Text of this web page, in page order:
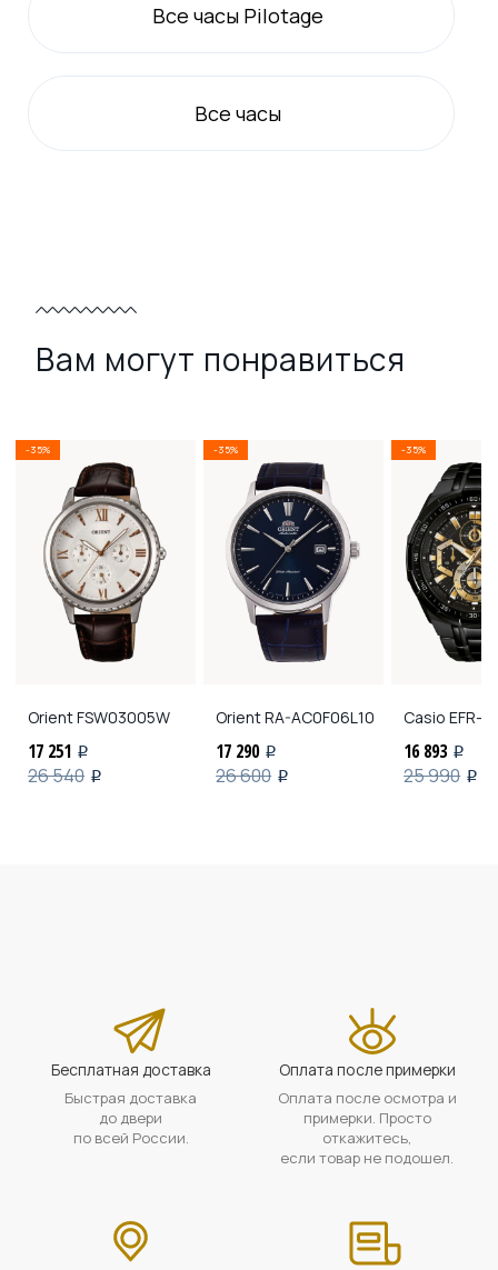
Всечасы Pilotage
Всечасы
Вам могут понравиться
-35%
OrientFSW03005W
17 251 i
26 540 i
-35%
OrientRA-AC0F06L10
17 290 i
26 600 i
-35%
Casio EFR-
16 893 i
25 990 i
Бесплатная доставка
Быстрая доставка
до двери
по всей России.
Оплата после примерки
Оплата после осмотра и
примерки. Просто
откажитесь,
если товар не подошел.